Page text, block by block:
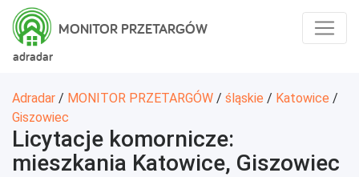
adradar
MONITOR PRZETARGÓW
Adradar / MONITOR PRZETARGÓW / śląskie / Katowice /
Giszowiec
Licytacje komornicze:
mieszkania Katowice, Giszowiec